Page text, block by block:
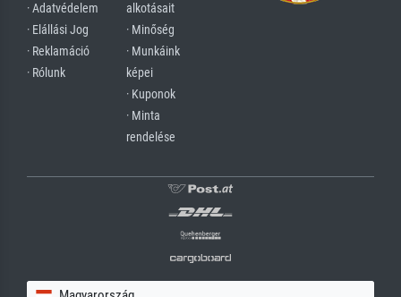
· Adatvédelem
· Elállási Jog
· Reklamáció
· Rólunk
alkotásait
· Minőség
· Munkáink
képei
· Kuponok
· Minta
rendelése